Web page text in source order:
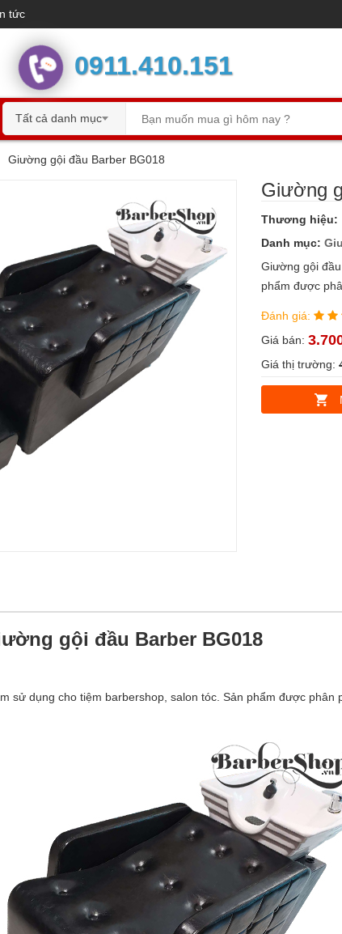
tức
0911.410.151
Tất cả danh mục
Giường gội đầu Barber BG018
Giường
Thương hiệu:
Danh mục:
Giường gội
phẩm được
Đánh giá:
Giá bán:
Giá thị trường:
gội đầu Barber BG018
sử dụng cho tiệm barbershop, salon tóc. Sản phẩm được phân